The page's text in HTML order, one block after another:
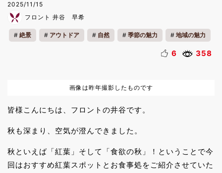
2025/11/15
フロント 井谷 早希
絶景 アウトドア 自然 季節の魅力 地域の魅力
ファミリー
6 358
画像は昨年撮影したものです
皆様こんにちは、フロントの井谷です。
秋も深まり、空気が澄んできました。
秋といえば「紅葉」そして「食欲の秋」！ということで今
回はおすすめ紅葉スポットとお食事処をご紹介させていた